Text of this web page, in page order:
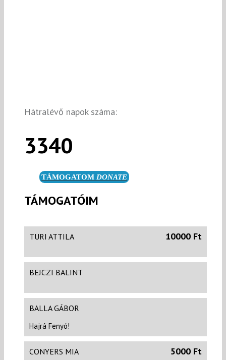
Hátralévő napok száma:
3340
TÁMOGATOM DONATE
TÁMOGATÓIM
TURI ATTILA 10000 Ft
BEJCZI BALINT
BALLA GÁBOR
Hajrá Fenyó!
CONYERS MIA 5000 Ft